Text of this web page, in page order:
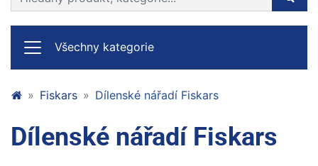
Všechny kategorie
Fiskars Dílenské nářadí Fiskars
Dílenské nářadí Fiskars